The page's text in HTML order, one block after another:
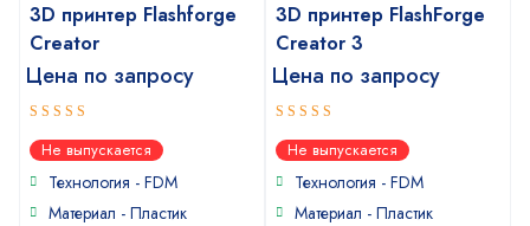
3D принтер Flashforge
Creator
Цена по запросу
5out of 5
Не выпускается
Технология - FDM
Материал - Пластик
3D принтер FlashForge
Creator 3
Цена по запросу
4out of
5Не выпускается
Технология - FDM
Материал - Пластик